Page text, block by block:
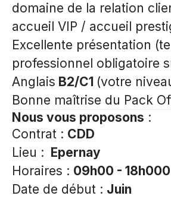
domaine de la relation
accueil VIP / accueil
Excellente présentation
professionnel obligatoire
Anglais B2/C1 (votre
Bonne maîtrise du Pack
Nous vous proposons :
Contrat : CDD
Lieu : Epernay
Horaires : 09h00 - 18h000
Date de début : Juin